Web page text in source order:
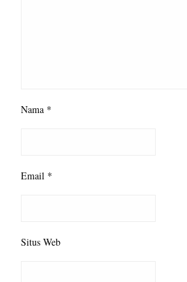
Nama *
Email *
Situs Web